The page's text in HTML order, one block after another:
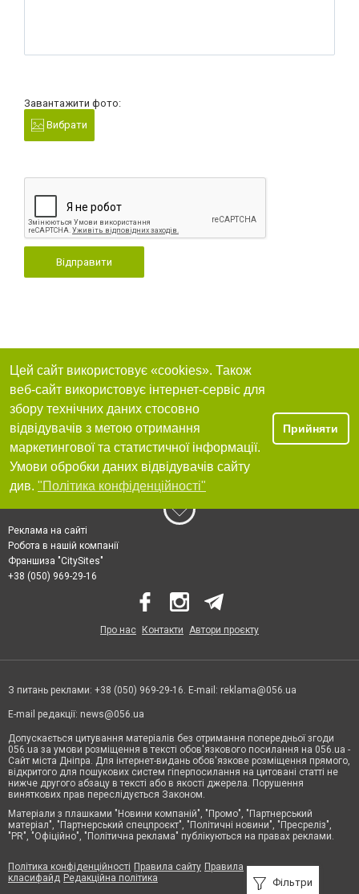
Завантажити фото:
Вибрати
Відправити
Фільтри
Цей сайт використовує «cookies». Також
веб-сайт використовує інтернет-сервіс для
збору технічних даних стосовно
відвідувачів з метою отримання
маркетингової та статистичної інформації.
Умови обробки даних відвідувачів сайту
див. "Політика конфіденційності"
Прийняти
Реклама на сайті
Робота в нашій компанії
Франшиза "CitySites"
+38 (050) 969-29-16
Про нас Контакти Автори проєкту
З питань реклами: +38 (050) 969-29-16. E-mail: reklama@056.ua
E-mail редакції: news@056.ua
Допускається цитування матеріалів без отримання попередньої згоди
056.ua за умови розміщення в тексті обов'язкового посилання на 056.ua -
Сайт міста Дніпра. Для інтернет-видань обов'язкове розміщення прямого,
відкритого для пошукових систем гіперпосилання на цитовані статті не
нижче другого абзацу в тексті або в якості джерела. Порушення
виняткових прав переслідується Законом.
Матеріали з плашками "Новини компаній", "Промо", "Партнерський
матеріал", "Партнерський спецпроєкт", "Політичні новини", "Пресреліз",
"PR", "Офіційно", "Політична реклама" публікуються на правах реклами.
Політика конфіденційності Правила сайту Правила
класифайд Редакційна політика